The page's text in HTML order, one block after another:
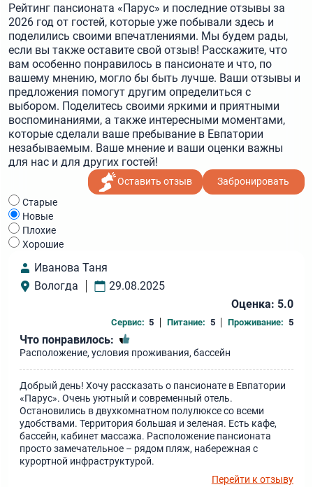
Рейтинг пансионата «Парус» и последние отзывы за
2026 год от гостей, которые уже побывали здесь и
поделились своими впечатлениями. Мы будем рады,
если вы также оставите свой отзыв! Расскажите, что
вам особенно понравилось в пансионате и что, по
вашему мнению, могло бы быть лучше. Ваши отзывы и
предложения помогут другим определиться с
выбором. Поделитесь своими яркими и приятными
воспоминаниями, а также интересными моментами,
которые сделали ваше пребывание в Евпатории
незабываемым. Ваше мнение и ваши оценки важны
для нас и для других гостей!
Оставить отзыв
Забронировать
Cтарые
Новые
Плохие
Хорошие
Иванова Таня
Вологда
29.08.2025
Оценка: 5.0
Сервис: 5 Питание: 5 Проживание: 5
Что понравилось:
Расположение, условия проживания, бассейн
Добрый день! Хочу рассказать о пансионате в Евпатории
«Парус». Очень уютный и современный отель.
Остановились в двухкомнатном полулюксе со всеми
удобствами. Территория большая и зеленая. Есть кафе,
бассейн, кабинет массажа. Расположение пансионата
просто замечательное – рядом пляж, набережная с
курортной инфраструктурой.
Перейти к отзыву